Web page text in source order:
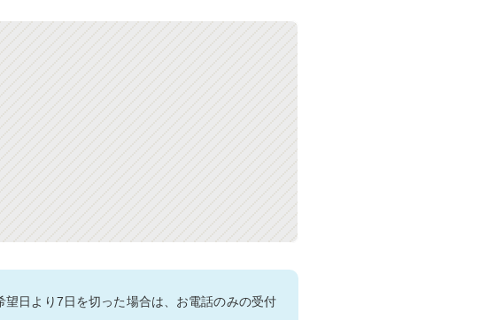
日より7日を切った場合は、お電話のみの受付